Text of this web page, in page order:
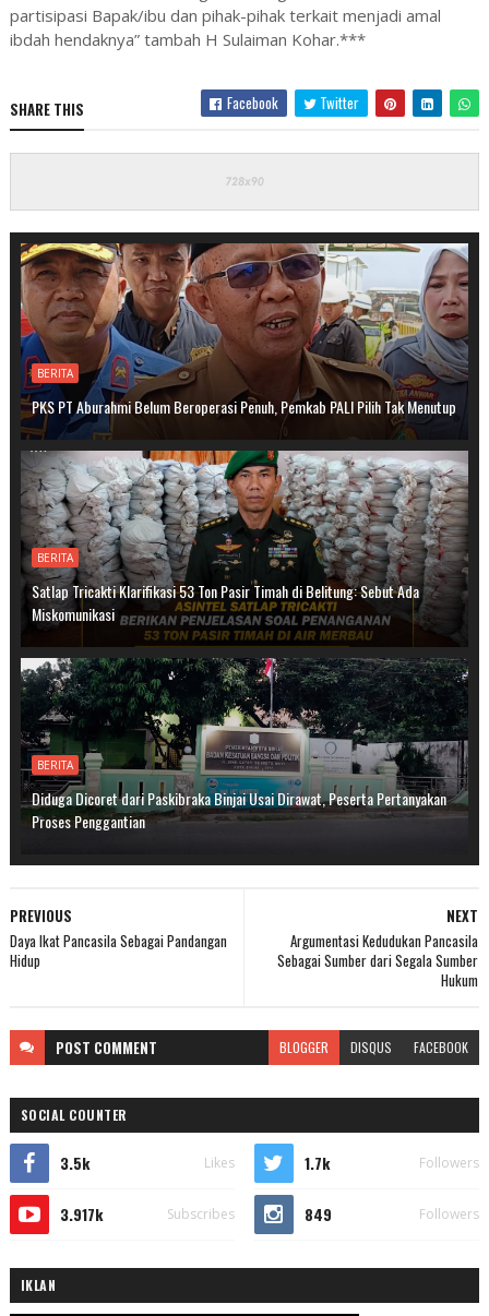
partisipasi Bapak/ibu dan pihak-pihak terkait menjadi amal
ibdah hendaknya” tambah H Sulaiman Kohar.***
SHARE THIS Facebook Twitter
BERITA
PKS PT Aburahmi Belum Beroperasi Penuh, Pemkab PALI Pilih Tak Menutup
BERITA
Satlap Tricakti Klarifikasi 53 Ton Pasir Timah di Belitung: Sebut Ada
Miskomunikasi
BERITA
Diduga Dicoret dari Paskibraka Binjai Usai Dirawat, Peserta Pertanyakan
Proses Penggantian
NEXT
Argumentasi Kedudukan Pancasila
Sebagai Sumber dari Segala Sumber
Hukum
PREVIOUS
Daya Ikat Pancasila Sebagai Pandangan
Hidup
POST COMMENT BLOGGER DISQUS FACEBOOK
SOCIAL COUNTER
3.5k Likes 1.7k Followers
3.917k Subscribes 849 Followers
IKLAN